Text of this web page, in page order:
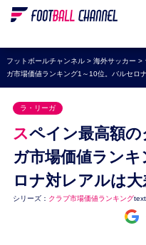
WEリーグ
海外サッカー
プレミアリーグ
ラ・リーガ
セリエA
ブンデスリーガ
UEFA
ナショナルチーム
フットボールチャンネル> 海外サッカー >
ガ市場価値ランキング1～10位。バルセロ
ラ・リーガ
スペイン最高額のクラブは？ ラ・リー
ガ市場価値ラン
ロナ対レアルは大
シリーズ： クラブ市場価値ランキング